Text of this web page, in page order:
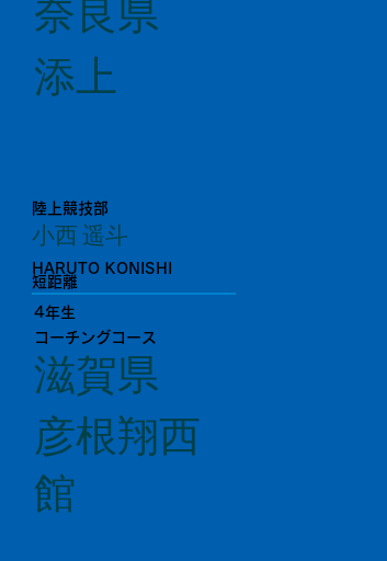
奈良県
添上
陸上競技部
小西 遥斗
HARUTO KONISHI
短距離
4年生
コーチングコース
滋賀県
彦根翔西
館